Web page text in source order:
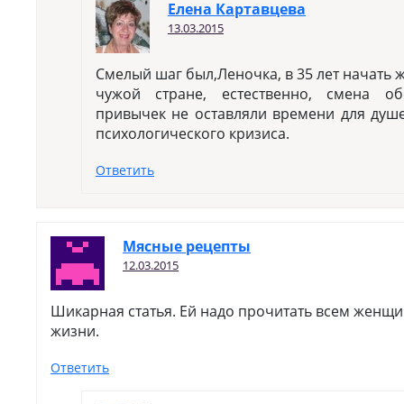
Елена Картавцева
13.03.2015
Смелый шаг был,Леночка, в 35 лет начать
чужой стране, естественно, смена
привычек не оставляли времени для
психологического кризиса.
Ответить
Мясные рецепты
12.03.2015
Шикарная статья. Ей надо прочитать всем
жизни.
Ответить